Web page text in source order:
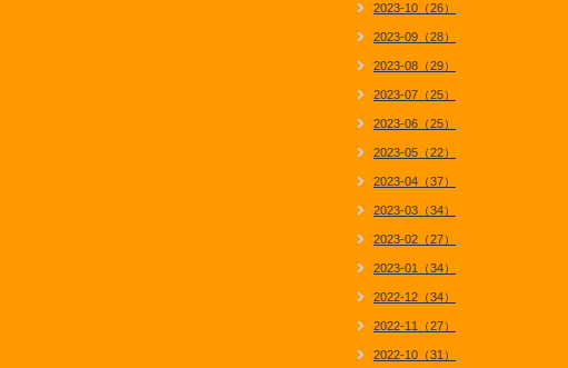
2023-10（26）
2023-09（28）
2023-08（29）
2023-07（25）
2023-06（25）
2023-05（22）
2023-04（37）
2023-03（34）
2023-02（27）
2023-01（34）
2022-12（34）
2022-11（27）
2022-10（31）